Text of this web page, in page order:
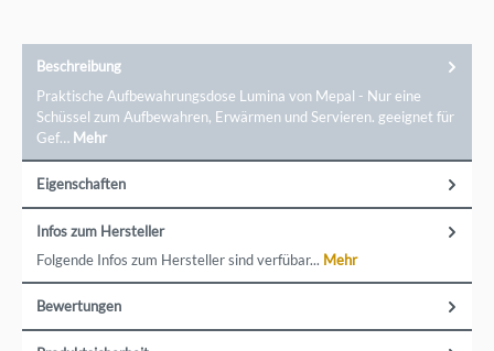
Beschreibung
Praktische Aufbewahrungsdose Lumina von Mepal - Nur eine
Schüssel zum Aufbewahren, Erwärmen und Servieren. geeignet für
Gef… Mehr
Eigenschaften
Infos zum Hersteller
Folgende Infos zum Hersteller sind verfübar... Mehr
Bewertungen